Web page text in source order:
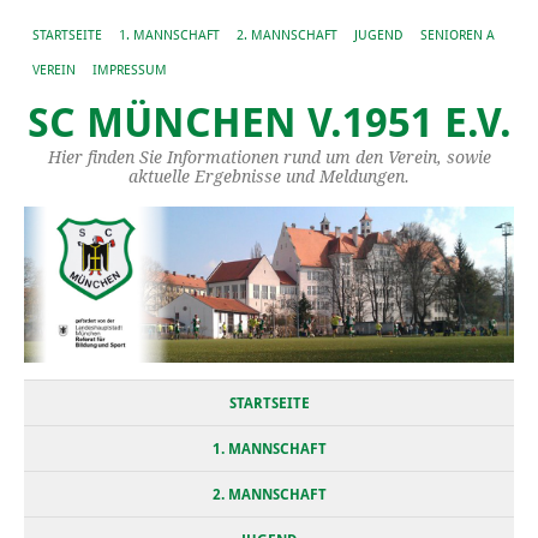
STARTSEITE 1. MANNSCHAFT 2. MANNSCHAFT JUGEND SENIOREN A
VEREIN IMPRESSUM
SC MÜNCHEN V.1951 E.V.
Hier finden Sie Informationen rund um den Verein, sowie
aktuelle Ergebnisse und Meldungen.
STARTSEITE
1. MANNSCHAFT
2. MANNSCHAFT